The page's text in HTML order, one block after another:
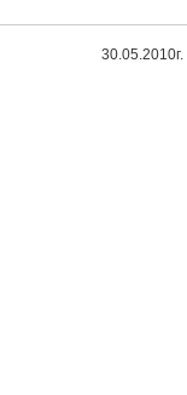
30.05.2010г.